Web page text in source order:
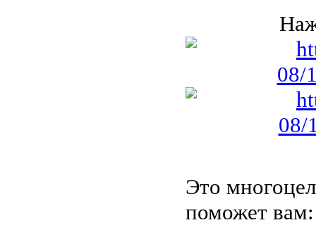
Это
поможет вам: